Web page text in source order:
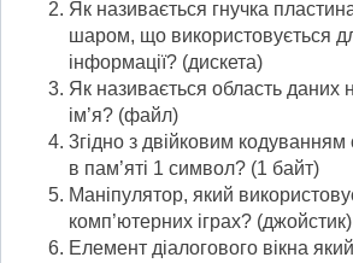
Як називається гнучка
шаром, що використовується
інформації? (дискета)
Як називається область даних
ім’я? (файл)
3гідно з двійковим кодуванням
в пам’яті 1 символ? (1 байт)
Маніпулятор, який
комп’ютерних іграх? (джойстик)
Елемент діалогового вікна